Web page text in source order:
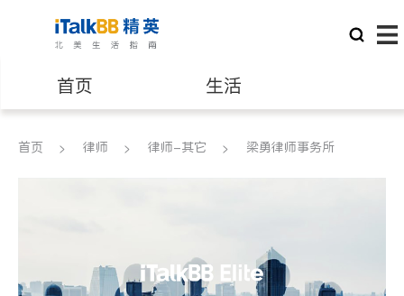
首页 生活
医生 律师
首页 律师 律师-其它 梁勇律师事务所